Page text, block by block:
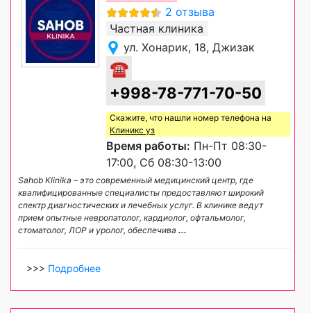
2 отзыва
Частная клиника
ул. Хонарик, 18, Джизак
☎
+998-78-771-70-50
Скажите, что нашли номер телефона на
Клиникс уз
Время работы: Пн-Пт 08:30-
17:00, Сб 08:30-13:00
Sahob Klinika – это современный медицинский центр, где
квалифицированные специалисты предоставляют широкий
спектр диагностических и лечебных услуг. В клинике ведут
прием опытные невропатолог, кардиолог, офтальмолог,
стоматолог, ЛОР и уролог, обеспечива ...
>>> Подробнее